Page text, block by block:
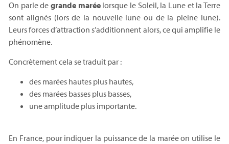
On parle degrande maréelorsque le Soleil, la Lune et la Terre
sont alignés (lors de la nouvelle lune ou de la pleine lune).
Leurs forces d’attraction s’additionnent alors, ce qui amplifie le
phénomène.
Concrètement cela se traduit par :
des marées hautes plus hautes,
des marées basses plus basses,
une amplitude plus importante.
En France, pour indiquer la puissance de la marée on utilise le